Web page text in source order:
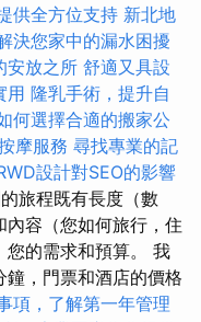
供全方位支持 新北地
決您家中的漏水困擾
安放之所 舒適又具設
用 隆乳手術，提升自
何選擇合適的搬家公
摩服務 尋找專業的記
設計對SEO的影響
旅程既有長度（數
容（您如何旅行，住
您的需求和預算。 我
，門票和酒店的價格
項，了解第一年管理